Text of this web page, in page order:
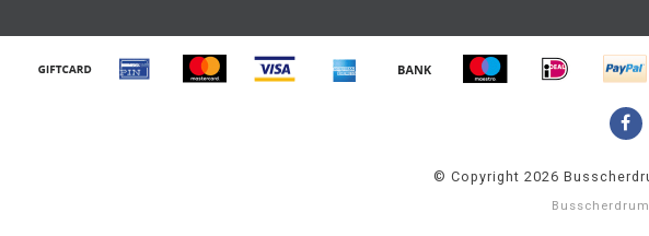
© Copyright 2026